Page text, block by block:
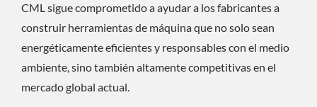
CML sigue comprometido a ayudar a los fabricantes a
construir herramientas de máquina que no solo sean
energéticamente eficientes y responsables con el medio
ambiente, sino también altamente competitivas en el
mercado global actual.